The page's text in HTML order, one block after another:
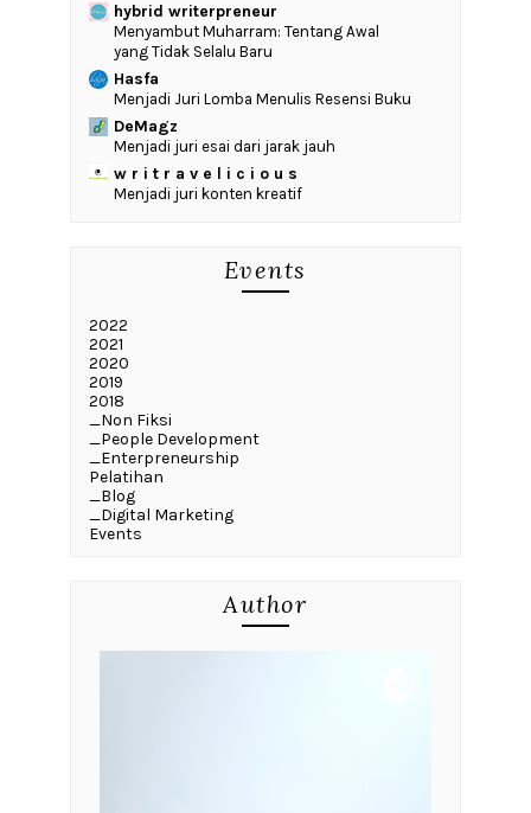
hybrid writerpreneur
Menyambut Muharram: Tentang Awal
yang Tidak Selalu Baru
Hasfa
Menjadi Juri Lomba Menulis Resensi Buku
DeMagz
Menjadi juri esai dari jarak jauh
w r i t r a v e l i c i o u s
Menjadi juri konten kreatif
Events
2022
2021
2020
2019
2018
_Non Fiksi
_People Development
_Enterpreneurship
Pelatihan
_Blog
_Digital Marketing
Events
Author